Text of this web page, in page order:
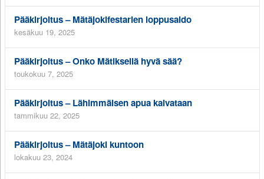
Pääkirjoitus – Mätäjokifestarien loppusaldo
kesäkuu 19, 2025
Pääkirjoitus – Onko Mätiksellä hyvä sää?
toukokuu 7, 2025
Pääkirjoitus – Lähimmäisen apua kaivataan
tammikuu 22, 2025
Pääkirjoitus – Mätäjoki kuntoon
lokakuu 23, 2024